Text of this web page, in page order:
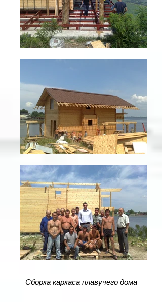
Сборка каркаса плавучего дома